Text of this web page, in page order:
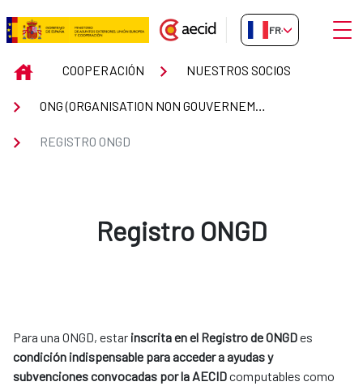
Saut au contenu principal
Registro ONGD
FR-FR
INICIOCOOPERACIÓN NUESTROS SOCIOS
ONG (ORGANISATION NON GOUVERNEMENTALE DE DÉVELOPPEMENT)
REGISTRO ONGD
Registro ONGD
Para una ONGD, estar inscrita en el Registro de ONGDes
condición indispensable para acceder a ayudas y
subvenciones convocadas por la AECIDcomputables como